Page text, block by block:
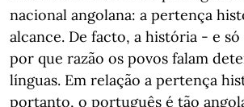
nacional angolana: a pertença
alcance. De facto, a história - e
por que razão os povos falam
línguas. Em relação a pertença
portanto, o português é tão